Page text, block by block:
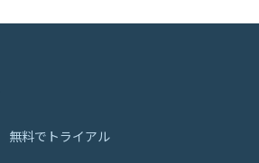
無料でトライアル